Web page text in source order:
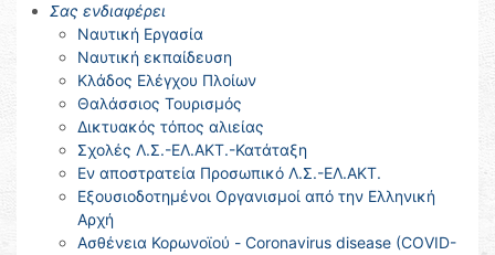
Σας ενδιαφέρει
Ναυτική Εργασία
Ναυτική εκπαίδευση
Κλάδος Ελέγχου Πλοίων
Θαλάσσιος Τουρισμός
Δικτυακός τόπος αλιείας
Σχολές Λ.Σ.-ΕΛ.ΑΚΤ.-Κατάταξη
Εν αποστρατεία Προσωπικό Λ.Σ.-ΕΛ.ΑΚΤ.
Εξουσιοδοτημένοι Οργανισμοί από την Ελληνική
Αρχή
Ασθένεια Κορωνοϊού - Coronavirus disease (COVID-